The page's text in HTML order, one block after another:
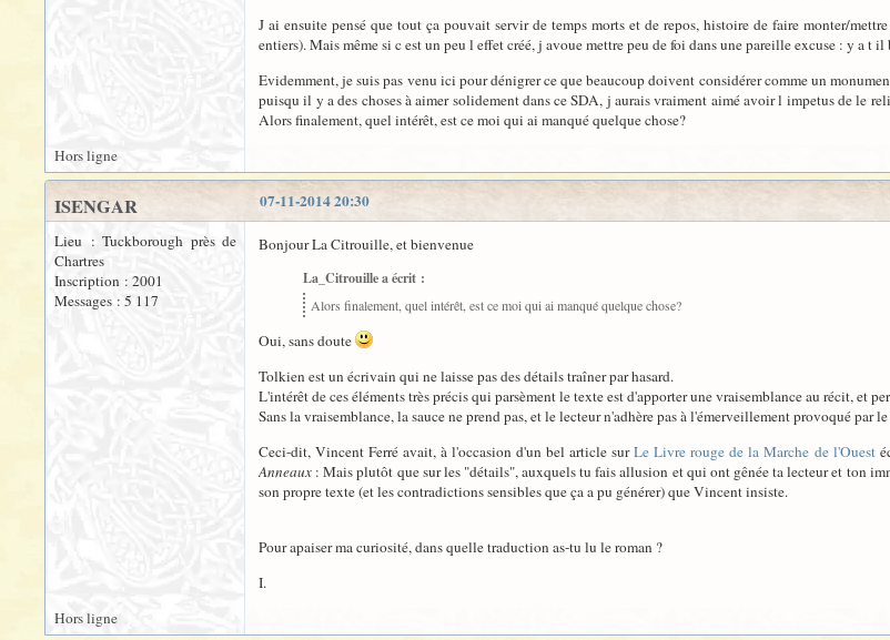
J ai ensuite pensé que tout ça pouvait servir de temps morts et de repos, histoire de faire monter/
entiers). Mais même si c est un peu l effet créé, j avoue mettre peu de foi dans une pareille excuse : y a t
Evidemment, je suis pas venu ici pour dénigrer ce que beaucoup doivent considérer comme un
puisqu il y a des choses à aimer solidement dans ce SDA, j aurais vraiment aimé avoir l impetus de le
Alors finalement, quel intérêt, est ce moi qui ai manqué quelque chose?
Hors ligne
07-11-2014 20:30
ISENGAR
Lieu : Tuckborough près de
Chartres
Inscription : 2001
Messages : 5 117
Bonjour La Citrouille, et bienvenue
La_Citrouille a écrit :
Alors finalement, quel intérêt, est ce moi qui ai manqué quelque chose?
Oui, sans doute
Tolkien est un écrivain qui ne laisse pas des détails traîner par hasard.
L'intérêt de ces éléments très précis qui parsèment le texte est d'apporter une vraisemblance au récit, et
Sans la vraisemblance, la sauce ne prend pas, et le lecteur n'adhère pas à l'émerveillement provoqué par
Ceci-dit, Vincent Ferré avait, à l'occasion d'un bel article surLe Livre rouge de la Marche de l'Ouest
Anneaux : Mais plutôt que sur les "détails", auxquels tu fais allusion et qui ont gênée ta lecteur et ton
son propre texte (et les contradictions sensibles que ça a pu générer) que Vincent insiste.
Pour apaiser ma curiosité, dans quelle traduction as-tu lu le roman ?
I.
Hors ligne